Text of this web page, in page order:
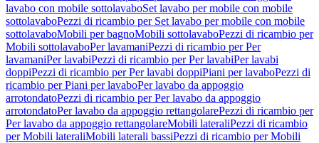
lavabo con mobile sottolavaboSet lavabo per mobile con mobile
sottolavaboPezzi di ricambio per Set lavabo per mobile con mobile
sottolavaboMobili per bagnoMobili sottolavaboPezzi di ricambio per
Mobili sottolavaboPer lavamaniPezzi di ricambio per Per
lavamaniPer lavabiPezzi di ricambio per Per lavabiPer lavabi
doppiPezzi di ricambio per Per lavabi doppiPiani per lavaboPezzi di
ricambio per Piani per lavaboPer lavabo da appoggio
arrotondatoPezzi di ricambio per Per lavabo da appoggio
arrotondatoPer lavabo da appoggio rettangolarePezzi di ricambio per
Per lavabo da appoggio rettangolareMobili lateraliPezzi di ricambio
per Mobili lateraliMobili laterali bassiPezzi di ricambio per Mobili